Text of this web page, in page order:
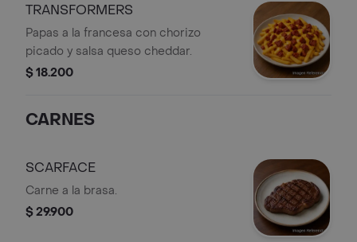
TRANSFORMERS
Papas a la francesa con chorizo
picado y salsa queso cheddar.
$ 18.200
CARNES
SCARFACE
Carne a la brasa.
$ 29.900